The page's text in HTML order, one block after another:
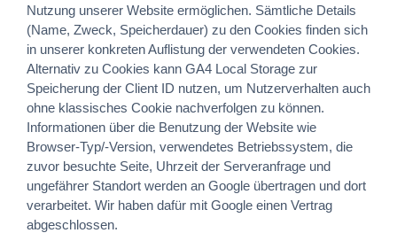
Nutzung unserer Website ermöglichen. Sämtliche Details
(Name, Zweck, Speicherdauer) zu den Cookies finden sich
in unserer konkreten Auflistung der verwendeten Cookies.
Alternativ zu Cookies kann GA4 Local Storage zur
Speicherung der Client ID nutzen, um Nutzerverhalten auch
ohne klassisches Cookie nachverfolgen zu können.
Informationen über die Benutzung der Website wie
Browser-Typ/-Version, verwendetes Betriebssystem, die
zuvor besuchte Seite, Uhrzeit der Serveranfrage und
ungefährer Standort werden an Google übertragen und dort
verarbeitet. Wir haben dafür mit Google einen Vertrag
abgeschlossen.